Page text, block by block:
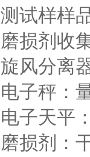
测试样样
磨损剂收
旋风分离
电子秤：
电子天平
磨损剂：